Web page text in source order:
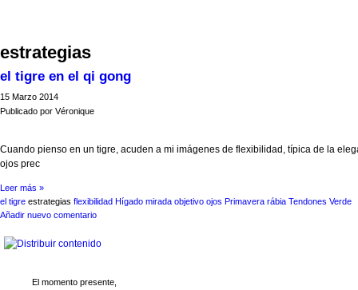
estrategias
el tigre en el qi gong
15 Marzo 2014
Publicado por Véronique
Cuando pienso en un tigre, acuden a mi imágenes de flexibilidad, típica de la
ojos prec
Leer más »
el tigre estrategias flexibilidad Hígado mirada objetivo ojos Primavera rábia Tendones Verde
Añadir nuevo comentario
El momento presente,